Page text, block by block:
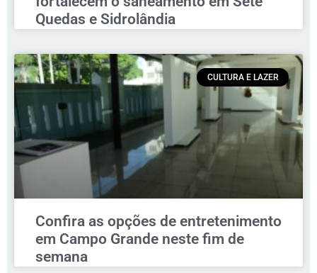
Quedas e Sidrolândia
CULTURA E LAZER
Confira as opções de entretenimento
em Campo Grande neste fim de
semana